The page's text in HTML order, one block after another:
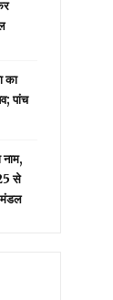
का
पांच
नाम,
से
मंडल